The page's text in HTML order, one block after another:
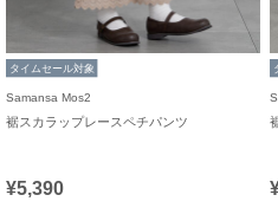
タイムセール対象
Samansa Mos2
裾スカラップレースペチパンツ
¥5,390